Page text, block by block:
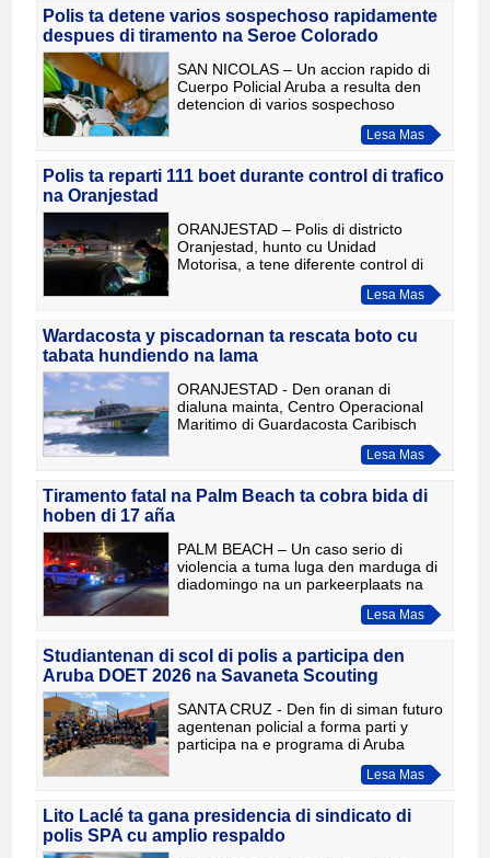
Polis ta detene varios sospechoso rapidamente
despues di tiramento na Seroe Colorado
SAN NICOLAS – Un accion rapido di
Cuerpo Policial Aruba a resulta den
detencion di varios sospechoso
despues di un incidente di tiramento
cu a sosode diamars merdia na Seroe
Lesa Mas
Polis ta reparti 111 boet durante control di trafico
na Oranjestad
ORANJESTAD – Polis di districto
Oranjestad, hunto cu Unidad
Motorisa, a tene diferente control di
trafico durante oranan di atardi y
anochi di diahuebs 21 di mei 2026
Lesa Mas
Wardacosta y piscadornan ta rescata boto cu
tabata hundiendo na lama
ORANJESTAD - Den oranan di
dialuna mainta, Centro Operacional
Maritimo di Guardacosta Caribisch
Gebied a capta un mensahe di
emergencia via canal VHF 16. Tabata
Lesa Mas
Tiramento fatal na Palm Beach ta cobra bida di
hoben di 17 aña
PALM BEACH – Un caso serio di
violencia a tuma luga den marduga di
diadomingo na un parkeerplaats na
Palm Beach, unda un hoben di
apenas 17 aña a perde su bida
fata
Lesa Mas
Studiantenan di scol di polis a participa den
Aruba DOET 2026 na Savaneta Scouting
SANTA CRUZ - Den fin di siman futuro
agentenan policial a forma parti y
participa na e programa di Aruba
Doet. E studiantenan hunto cu otro
instancia y departamento a uni forza
Lesa Mas
Lito Laclé ta gana presidencia di sindicato di
polis SPA cu amplio respaldo